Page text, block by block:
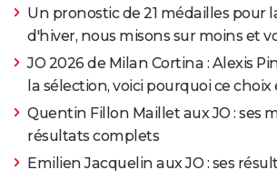
Un pronostic de 21 médailles pour
d'hiver, nous misons sur moins et
JO 2026 de Milan Cortina : Alexis
la sélection, voici pourquoi ce
Quentin Fillon Maillet aux JO : ses
résultats complets
Emilien Jacquelin aux JO : ses